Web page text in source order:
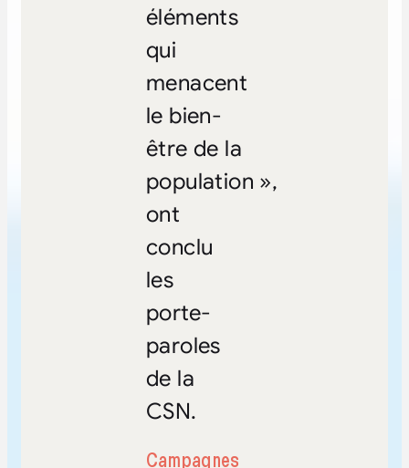
éléments
qui
menacent
le bien-
être de la
population »,
ont
conclu
les
porte-
paroles
de la
CSN.
Campagnes